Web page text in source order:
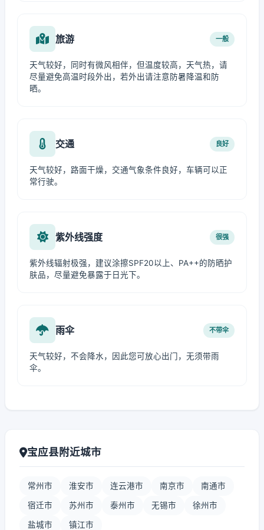
旅游 一般
天气较好，同时有微风相伴，但温度较高，天气热，请
尽量避免高温时段外出，若外出请注意防暑降温和防
晒。
交通 良好
天气较好，路面干燥，交通气象条件良好，车辆可以正
常行驶。
紫外线强度 很强
紫外线辐射极强，建议涂擦SPF20以上、PA++的防晒护
肤品，尽量避免暴露于日光下。
雨伞 不带伞
天气较好，不会降水，因此您可放心出门，无须带雨
伞。
宝应县附近城市
常州市 淮安市 连云港市 南京市 南通市
宿迁市 苏州市 泰州市 无锡市 徐州市
盐城市 镇江市